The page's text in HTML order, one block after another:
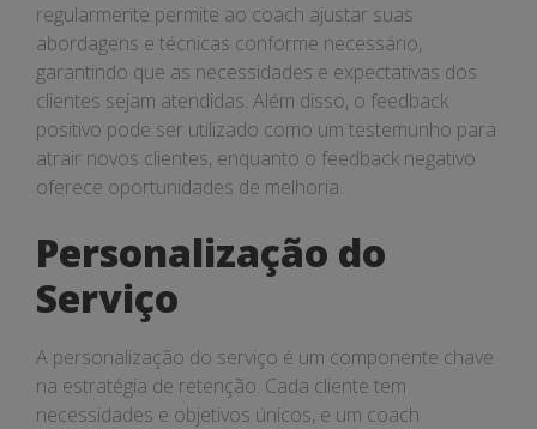
regularmente permite ao coach ajustar suas
abordagens e técnicas conforme necessário,
garantindo que as necessidades e expectativas dos
clientes sejam atendidas. Além disso, o feedback
positivo pode ser utilizado como um testemunho para
atrair novos clientes, enquanto o feedback negativo
oferece oportunidades de melhoria.
Personalização do
Serviço
A personalização do serviço é um componente chave
na estratégia de retenção. Cada cliente tem
necessidades e objetivos únicos, e um coach